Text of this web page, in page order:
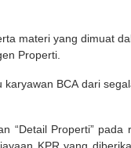
materi yang dimuat
Properti.
BCA dari
“Detail Properti”